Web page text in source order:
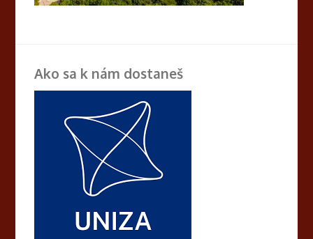
Ako sa k nám dostaneš